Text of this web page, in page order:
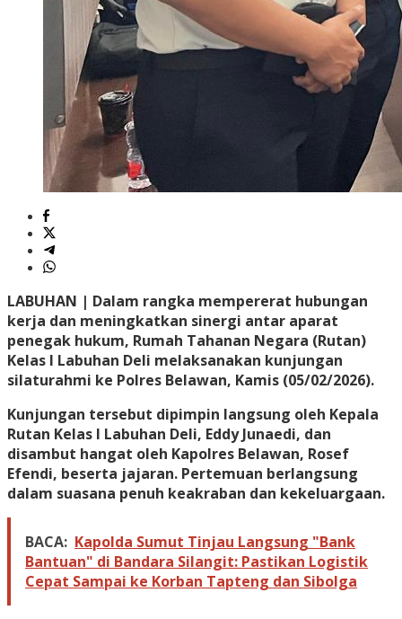
LABUHAN | Dalam rangka mempererat hubungan
kerja dan meningkatkan sinergi antar aparat
penegak hukum, Rumah Tahanan Negara (Rutan)
Kelas I Labuhan Deli melaksanakan kunjungan
silaturahmi ke Polres Belawan, Kamis (05/02/2026).
Kunjungan tersebut dipimpin langsung oleh Kepala
Rutan Kelas I Labuhan Deli, Eddy Junaedi, dan
disambut hangat oleh Kapolres Belawan, Rosef
Efendi, beserta jajaran. Pertemuan berlangsung
dalam suasana penuh keakraban dan kekeluargaan.
BACA: Kapolda Sumut Tinjau Langsung "Bank
Bantuan" di Bandara Silangit: Pastikan Logistik
Cepat Sampai ke Korban Tapteng dan Sibolga